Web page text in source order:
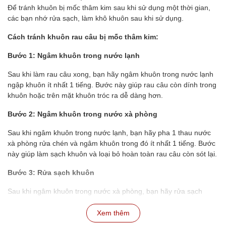
Để tránh khuôn bị mốc thâm kim sau khi sử dụng một thời gian,
các bạn nhớ rửa sạch, làm khô khuôn sau khi sử dụng.
Cách tránh khuôn rau câu bị mốc thâm kim:
Bước 1: Ngâm khuôn trong nước lạnh
Sau khi làm rau câu xong, bạn hãy ngâm khuôn trong nước lạnh
ngập khuôn ít nhất 1 tiếng. Bước này giúp rau câu còn dính trong
khuôn hoặc trên mặt khuôn tróc ra dễ dàng hơn.
Bước 2: Ngâm khuôn trong nước xà phòng
Sau khi ngâm khuôn trong nước lạnh, bạn hãy pha 1 thau nước
xà phòng rửa chén và ngâm khuôn trong đó ít nhất 1 tiếng. Bước
này giúp làm sạch khuôn và loại bỏ hoàn toàn rau câu còn sót lại.
Bước 3: Rửa sạch khuôn
Sau khi ngâm khuôn trong nước xà phòng, bạn hãy rửa sạch
Bước 4: Phơi khô khuôn
Xem thêm